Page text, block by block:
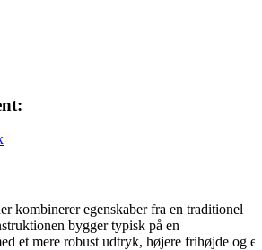
kombinerer egenskaber fra en traditionel
bygger typisk på en
et mere robust udtryk, højere frihøjde og